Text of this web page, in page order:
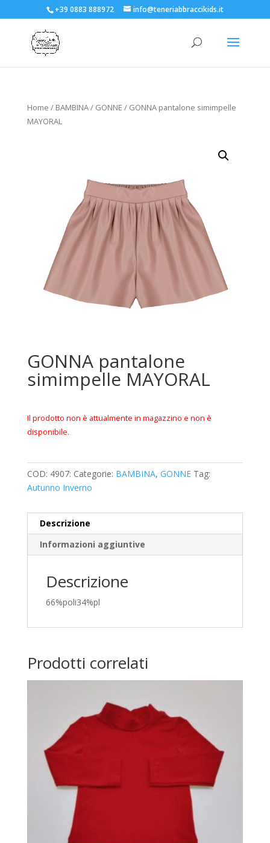
+39 0883 888972 info@teneriabbraccikids.it
Home / BAMBINA/ GONNE / GONNA pantalone simimpelle
MAYORAL
GONNA pantalone
simimpelle MAYORAL
Il prodotto non è attualmente in magazzino e non è
disponibile.
COD: 4907: Categorie: BAMBINA, GONNE Tag:
Autunno Inverno
Descrizione
Informazioni aggiuntive
Descrizione
66%poli34%pl
Prodotti correlati